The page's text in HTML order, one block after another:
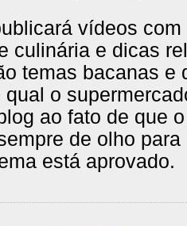
vídeos
culinária e dicas
temas bacanas e
qual o
ao fato de que
de olho
está aprovado.